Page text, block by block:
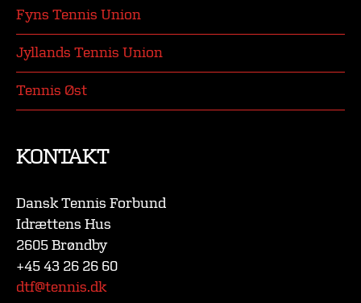
Fyns Tennis Union
Jyllands Tennis Union
Tennis Øst
KONTAKT
Dansk Tennis Forbund
Idrættens Hus
2605 Brøndby
+45 43 26 26 60
dtf@tennis.dk